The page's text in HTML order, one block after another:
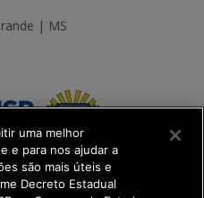
| MS
uma melhor
e para nos ajudar a
são mais úteis e
Decreto Estadual